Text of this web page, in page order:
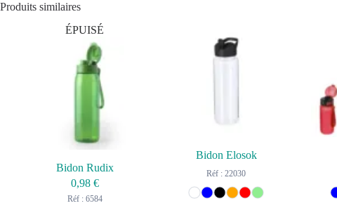
Produits similaires
ÉPUISÉ
Bidon Rudix
0,98 €
Réf : 6584
Bidon Elosok
Réf : 22030